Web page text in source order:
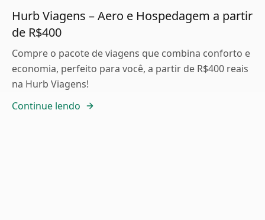
Hurb Viagens – Aero e Hospedagem a partir
de R$400
Compre o pacote de viagens que combina conforto e
economia, perfeito para você, a partir de R$400 reais
na Hurb Viagens!
Continue lendo